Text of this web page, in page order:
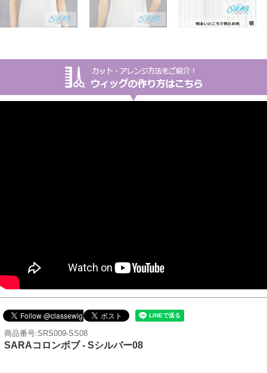
商品番号:SRS009-SS08
SARAコロンボブ - Sシルバー08